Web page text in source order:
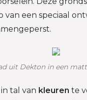
van een speciaal
uit Dekton in een
tal van kleuren te